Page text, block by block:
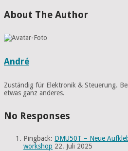
About The Author
André
Zuständig für Elektronik & Steuerung.
etwas ganz anderes.
No Responses
Pingback: DMU50T – Neue
workshop 22. Juli 2025